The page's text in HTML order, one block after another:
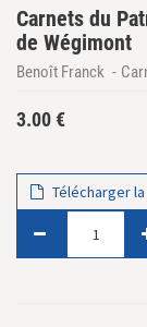
Carnets du
de Wégimont
Benoît Franck
3.00€
Télécharger